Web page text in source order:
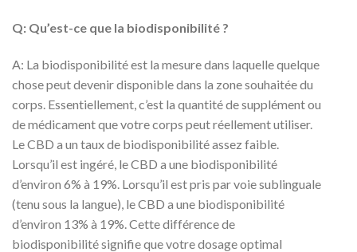
Q: Qu’est-ce que la biodisponibilité ?
A: La biodisponibilité est la mesure dans laquelle quelque
chose peut devenir disponible dans la zone souhaitée du
corps. Essentiellement, c’est la quantité de supplément ou
de médicament que votre corps peut réellement utiliser.
Le CBD a un taux de biodisponibilité assez faible.
Lorsqu’il est ingéré, le CBD a une biodisponibilité
d’environ 6% à 19%. Lorsqu’il est pris par voie sublinguale
(tenu sous la langue), le CBD a une biodisponibilité
d’environ 13% à 19%. Cette différence de
biodisponibilité signifie que votre dosage optimal